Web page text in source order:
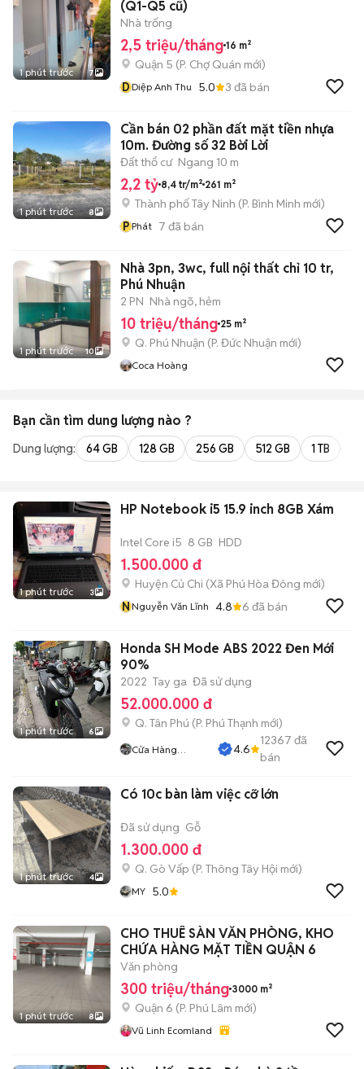
1 phút trước 7
(Q1-Q5 cũ)
Nhà trống
2,5 triệu/tháng 16 m²
Quận 5 (P. Chợ Quán mới)
DDiệp Anh Thu 5.0 3 đã bán
1 phút trước 8
Cần bán 02 phần đất mặt tiền nhựa
10m. Đường số 32 Bời Lời
Đất thổ cư Ngang 10 m
2,2 tỷ 8,4 tr/m² 261 m²
Thành phố Tây Ninh (P. Bình Minh mới)
P Phát 7 đã bán
1 phút trước 10
Nhà 3pn, 3wc, full nội thất chỉ 10 tr,
Phú Nhuận
2 PN Nhà ngõ, hẻm
10 triệu/tháng 25 m²
Q. Phú Nhuận (P. Đức Nhuận mới)
Coca Hoàng
Bạn cần tìm dung lượng nào ?
Dung lượng: 64 GB 128 GB 256 GB 512 GB 1 TB
1 phút trước 3
HP Notebook i5 15.9 inch 8GB Xám
Intel Core i5 8 GB HDD
1.500.000 đ
Huyện Củ Chi (Xã Phú Hòa Đông mới)
NNguyễn Văn Lĩnh 4.8 6 đã bán
1 phút trước 6
Honda SH Mode ABS 2022 Đen Mới
90%
2022 Tay ga Đã sử dụng
52.000.000 đ
Q. Tân Phú (P. Phú Thạnh mới)
Cửa Hàng
4.6
12367 đã
bán
1 phút trước 4
Có 10c bàn làm việc cỡ lớn
Đã sử dụng Gỗ
1.300.000 đ
Q. Gò Vấp (P. Thông Tây Hội mới)
MY 5.0
1 phút trước 8
CHO THUÊ SÀN VĂN PHÒNG, KHO
CHỨA HÀNG MẶT TIỀN QUẬN 6
Văn phòng
300 triệu/tháng 3000 m²
Quận 6 (P. Phú Lâm mới)
Vũ Linh Ecomland